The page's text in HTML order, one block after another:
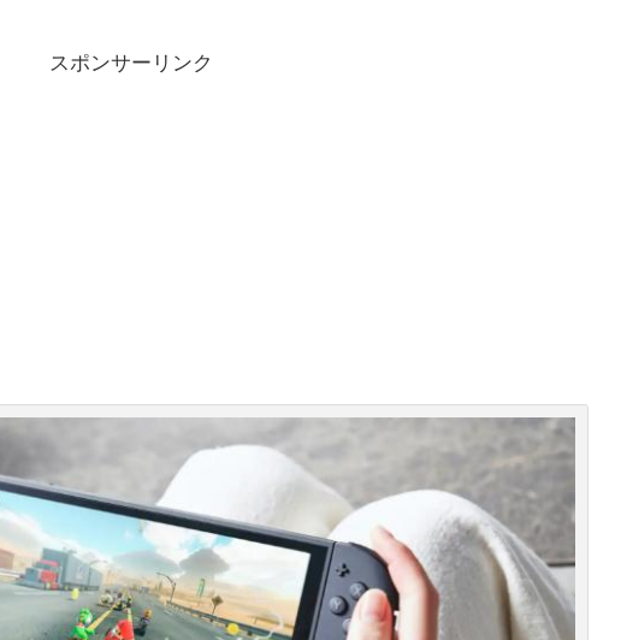
スポンサーリンク